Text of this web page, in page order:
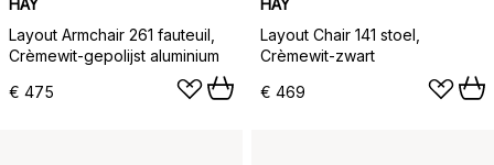
HAY
Layout Armchair 261 fauteuil,
Crèmewit-gepolijst aluminium
€ 475
HAY
Layout Chair 141 stoel,
Crèmewit-zwart
€ 469